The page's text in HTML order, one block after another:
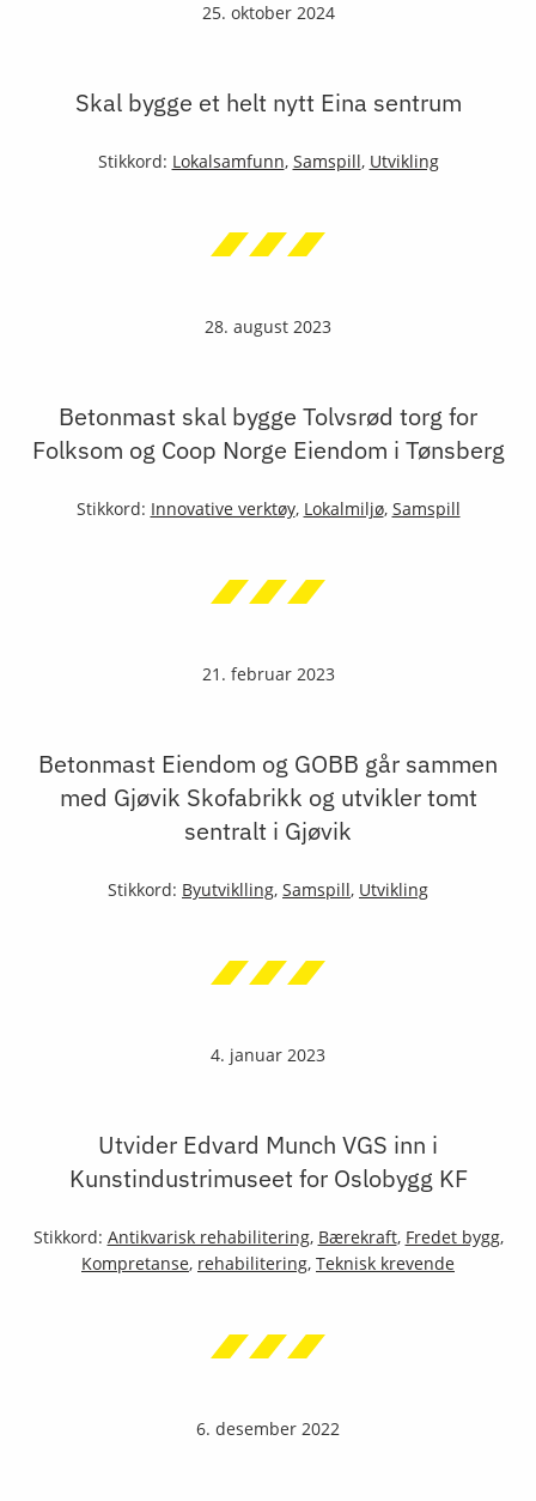
25. oktober 2024
Skal bygge et helt nytt Eina sentrum
Stikkord: Lokalsamfunn, Samspill, Utvikling
28. august 2023
Betonmast skal bygge Tolvsrød torg for
Folksom og Coop Norge Eiendom i Tønsberg
Stikkord: Innovative verktøy, Lokalmiljø, Samspill
21. februar 2023
Betonmast Eiendom og GOBB går sammen
med Gjøvik Skofabrikk og utvikler tomt
sentralt i Gjøvik
Stikkord: Byutviklling, Samspill, Utvikling
4. januar 2023
Utvider Edvard Munch VGS inn i
Kunstindustrimuseet for Oslobygg KF
Stikkord: Antikvarisk rehabilitering, Bærekraft, Fredet bygg,
Kompretanse, rehabilitering, Teknisk krevende
6. desember 2022